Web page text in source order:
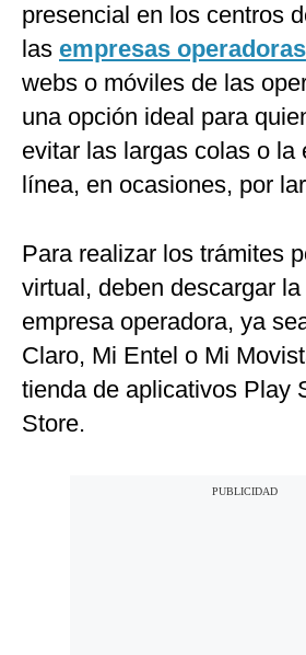
presencial en los centros
las empresas operadoras
webs o móviles de las
una opción ideal para
evitar las largas colas o la
línea, en ocasiones, por
Para realizar los trámites
virtual, deben descargar la
empresa operadora, ya
Claro, Mi Entel o Mi
tienda de aplicativos Play
Store.